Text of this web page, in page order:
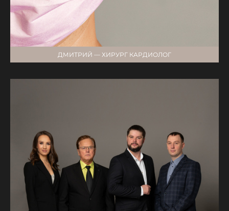
ДМИТРИЙ — ХИРУРГ КАРДИОЛОГ